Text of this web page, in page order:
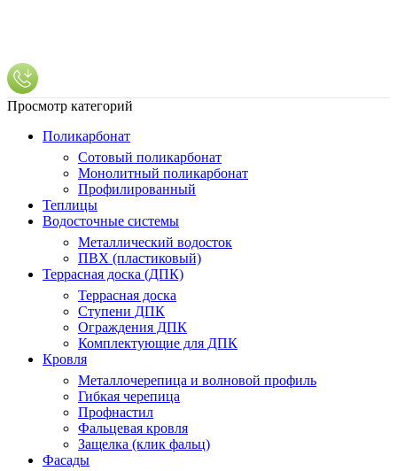
Просмотр категорий
Поликарбонат
Сотовый поликарбонат
Монолитный поликарбонат
Профилированный
Теплицы
Водосточные системы
Металлический водосток
ПВХ (пластиковый)
Террасная доска (ДПК)
Террасная доска
Ступени ДПК
Ограждения ДПК
Комплектующие для ДПК
Кровля
Металлочерепица и волновой профиль
Гибкая черепица
Профнастил
Фальцевая кровля
Защелка (клик фальц)
Фасады